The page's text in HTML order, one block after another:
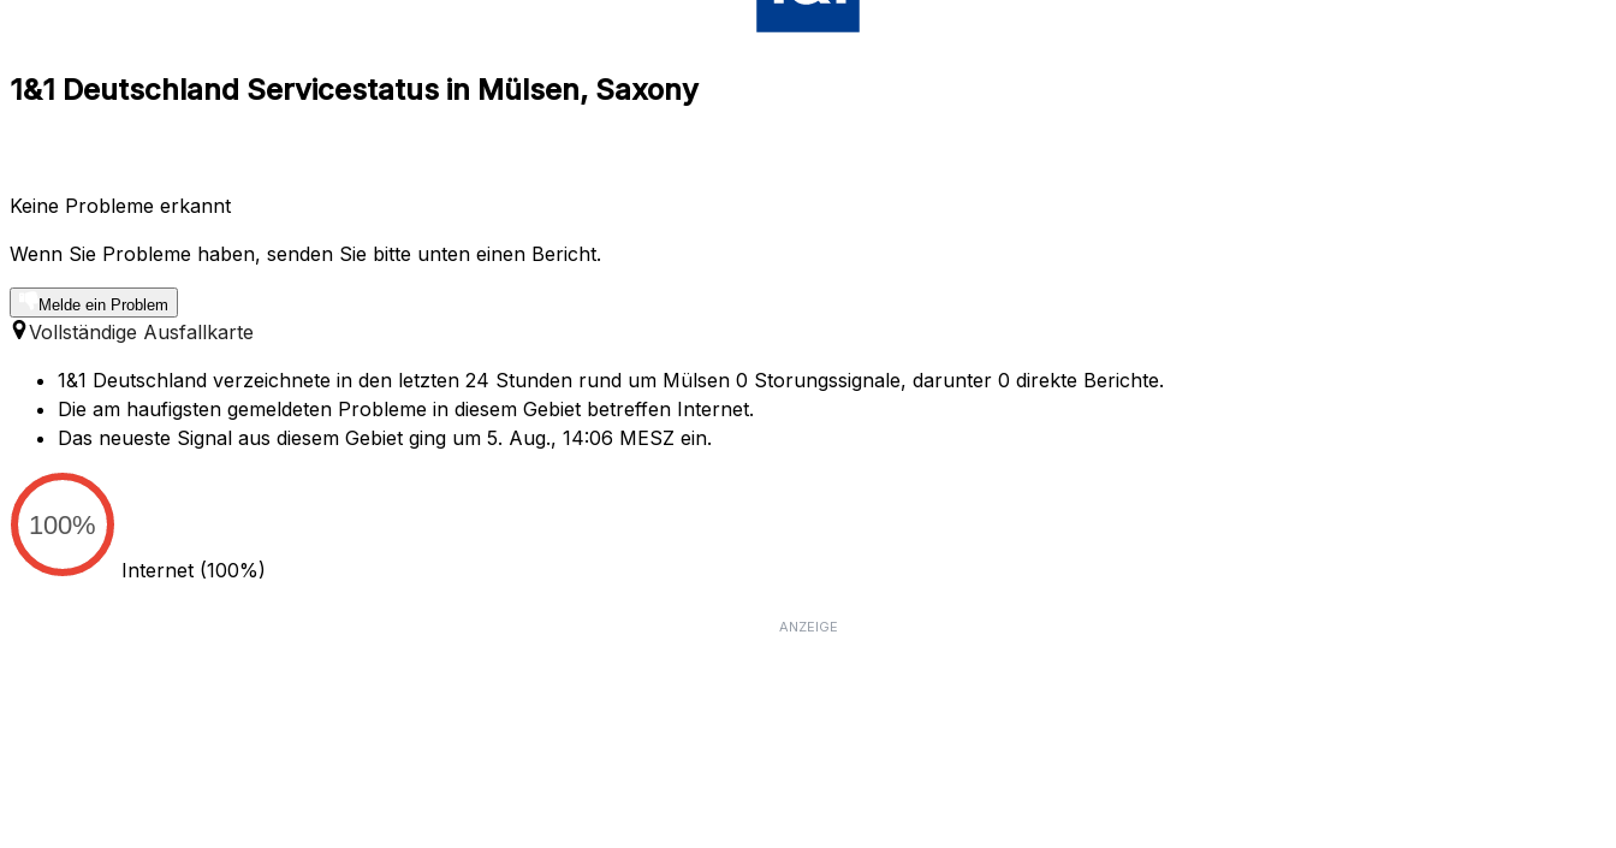
1&1 Deutschland Servicestatus in Mülsen, Saxony
Keine Probleme erkannt
Wenn Sie Probleme haben, senden Sie bitte unten einen Bericht.
Melde ein Problem
Vollständige Ausfallkarte
1&1 Deutschland verzeichnete in den letzten 24 Stunden rund um Mülsen 0 Storungssignale, darunter 0 direkte Berichte.
Die am haufigsten gemeldeten Probleme in diesem Gebiet betreffen Internet.
Das neueste Signal aus diesem Gebiet ging um 5. Aug., 14:06 MESZ ein.
100%
Internet (100%)
ANZEIGE